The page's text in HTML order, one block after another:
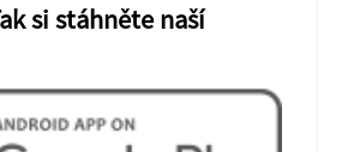
si stáhněte naší